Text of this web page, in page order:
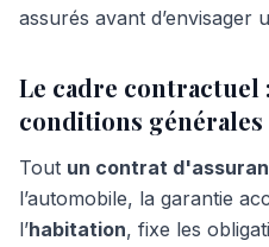
assurés avant d’envisager
Le cadre contractuel
conditions
Tout un contrat
l’automobile, la garantie
l’habitation, fixe les